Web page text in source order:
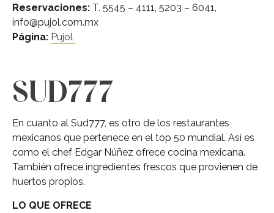
Reservaciones: T. 5545 – 4111, 5203 – 6041,
info@pujol.com.mx
Página: Pujol
SUD777
En cuanto al Sud777, es otro de los restaurantes
mexicanos que pertenece en el top 50 mundial. Así es
como el chef Edgar Núñez ofrece cocina mexicana.
También ofrece ingredientes frescos que provienen de
huertos propios.
LO QUE OFRECE